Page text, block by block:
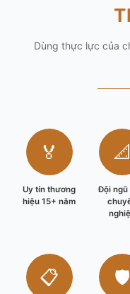
Dùng thực lực của
🏅
Uy tín thương
hiệu 15+ năm
📐
Đội ngũ
📋 🛡️